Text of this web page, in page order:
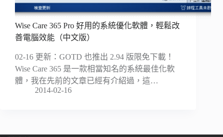
Wise Care 365 Pro 好用的系統優化軟體，輕鬆改
善電腦效能（中文版）
02-16 更新：GOTD 也推出 2.94 版限免下載！
Wise Care 365 是一款相當知名的系統最佳化軟
體，我在先前的文章已經有介紹過，這…
2014-02-16